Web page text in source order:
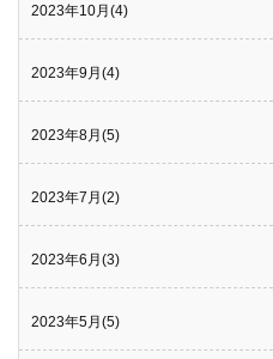
2023年10月(4)
2023年9月(4)
2023年8月(5)
2023年7月(2)
2023年6月(3)
2023年5月(5)